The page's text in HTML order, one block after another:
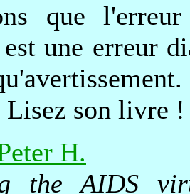
que
une erreur
Lisez son livre !
H.
the AIDS